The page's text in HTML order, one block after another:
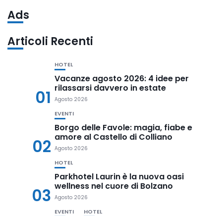
Ads
Articoli Recenti
01
HOTEL
Vacanze agosto 2026: 4 idee per
rilassarsi davvero in estate
Agosto 2026
02
EVENTI
Borgo delle Favole: magia, fiabe e
amore al Castello di Colliano
Agosto 2026
03
HOTEL
Parkhotel Laurin è la nuova oasi
wellness nel cuore di Bolzano
Agosto 2026
EVENTI HOTEL